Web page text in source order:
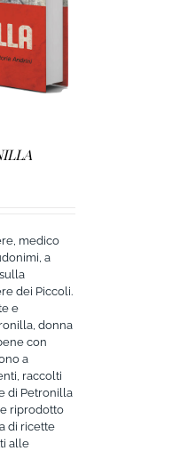
medico
a
dei Piccoli.
e
donna
con
a
raccolti
di Petronilla
riprodotto
di ricette
alle